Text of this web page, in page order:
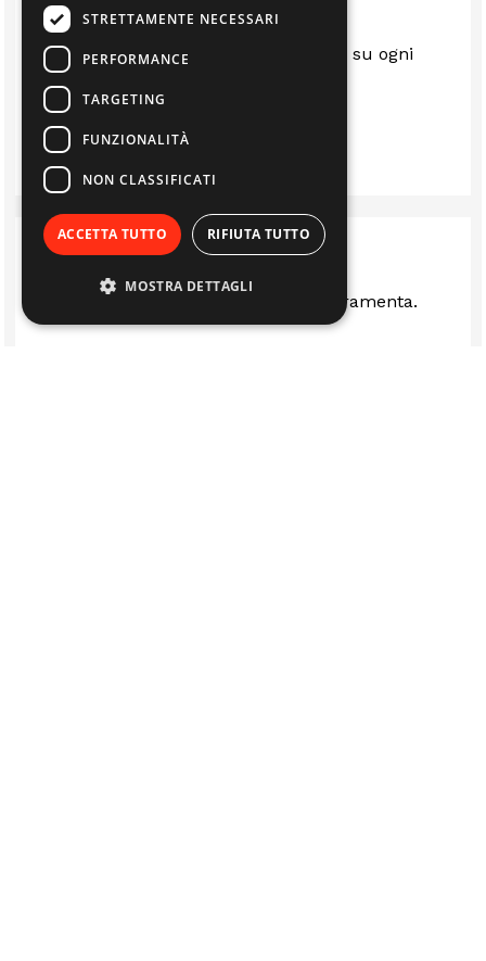
Sempre al top.. gentili e disponibili su ogni
questione
LUIS
Ottima rivenditi stufe camini e ferramenta.
STRETTAMENTE NECESSARI
PERFORMANCE
TARGETING
FUNZIONALITÀ
NON CLASSIFICATI
ACCETTA TUTTO RIFIUTA TUTTO
MOSTRA DETTAGLI